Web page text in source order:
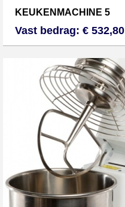
KEUKENMACHINE 5
Vast bedrag: € 532,80